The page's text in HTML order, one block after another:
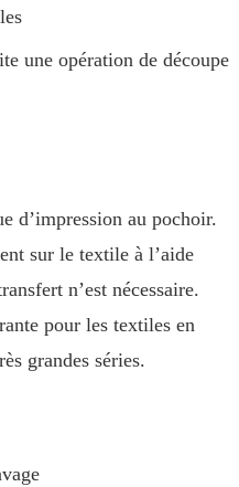
une opération de découpe
d’impression au pochoir.
sur le textile à l’aide
n’est nécessaire.
pour les textiles en
grandes séries.